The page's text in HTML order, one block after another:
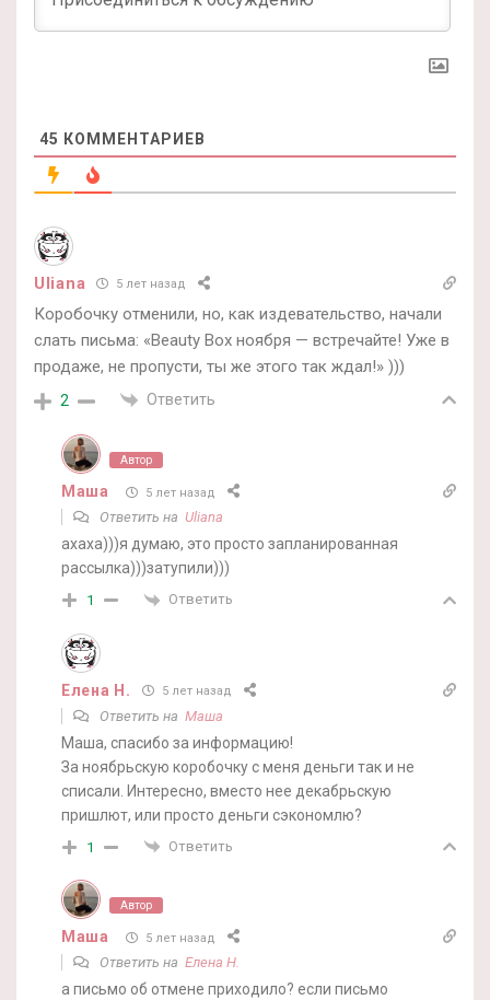
45 КОММЕНТАРИЕВ
Uliana 5 лет назад
Коробочку отменили, но, как издевательство, начали
слать письма: «Beauty Box ноября — встречайте! Уже в
продаже, не пропусти, ты же этого так ждал!» )))
2 Ответить
Автор
Маша 5 лет назад
Ответить на Uliana
ахаха)))я думаю, это просто запланированная
рассылка)))затупили)))
1 Ответить
Елена Н. 5 лет назад
Ответить на Маша
Маша, спасибо за информацию!
За ноябрьскую коробочку с меня деньги так и не
списали. Интересно, вместо нее декабрьскую
пришлют, или просто деньги сэкономлю?
1 Ответить
Автор
Маша 5 лет назад
Ответить на Елена Н.
а письмо об отмене приходило? если письмо